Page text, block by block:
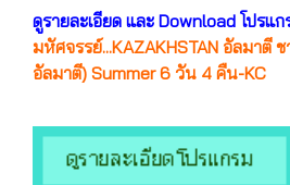
ดูรายละเอียด และ Download โปรแก
มหัศจรรย์...KAZAKHSTAN อัลมาตี
อัลมาตี) Summer 6 วัน 4 คืน-KC